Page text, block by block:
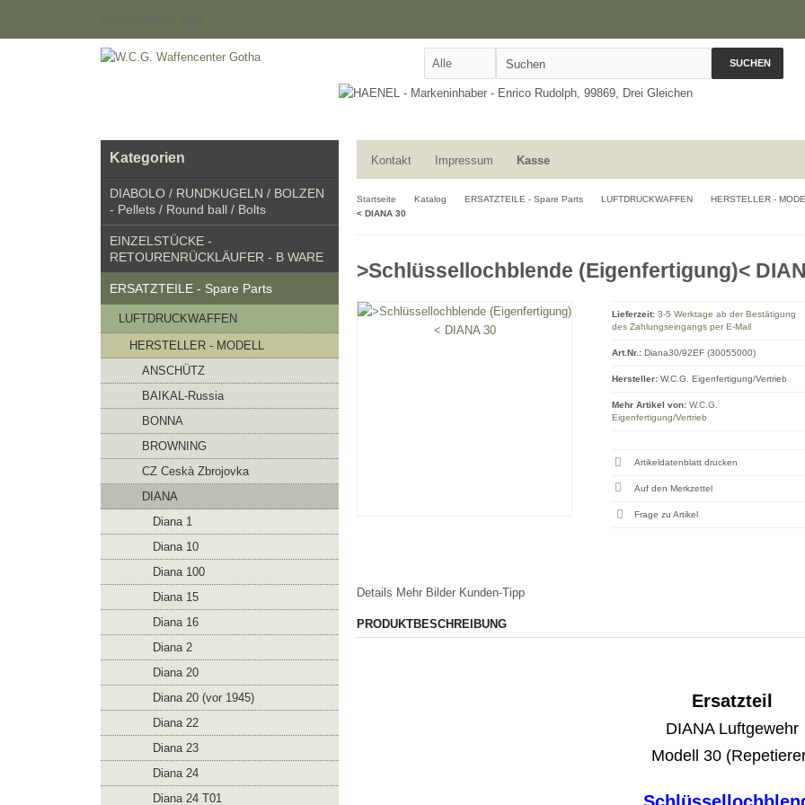
SUCHEN
Kontakt Impressum Kasse
Startseite Katalog ERSATZTEILE - Spare Parts LUFTDRUCKWAFFEN
HERSTELLER -
< DIANA 30
>Schlüssellochblende (Eigenfertigung)<
Lieferzeit: 3-5 Werktage ab der Bestätigung
des Zahlungseingangs per E-Mail
Art.Nr.: Diana30/92EF (30055000)
Hersteller: W.C.G. Eigenfertigung/Vertrieb
Mehr Artikel von: W.C.G.
Eigenfertigung/Vertrieb
Artikeldatenblatt drucken
Frage zu Artikel
Details Mehr Bilder Kunden-Tipp
PRODUKTBESCHREIBUNG
Ersatzteil
DIANA Luftgewehr
Modell 30
Kategorien
DIABOLO / RUNDKUGELN / BOLZEN
- Pellets / Round ball / Bolts
EINZELSTÜCKE -
RETOURENRÜCKLÄUFER - B WARE
ERSATZTEILE - Spare Parts
LUFTDRUCKWAFFEN
HERSTELLER - MODELL
ANSCHÜTZ
BAIKAL-Russia
BONNA
BROWNING
CZ Ceskà Zbrojovka
DIANA
Diana 1
Diana 10
Diana 100
Diana 15
Diana 16
Diana 2
Diana 20
Diana 20 (vor 1945)
Diana 22
Diana 23
Diana 24
Diana 24 T01